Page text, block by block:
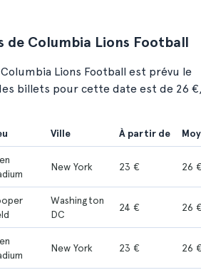
de Columbia Lions Football
Lions Football est prévu le
billets pour cette date est de 26
Ville À partir de
New York 23 € 26 €
Washington
DC
24 € 26 €
New York 23 € 26 €